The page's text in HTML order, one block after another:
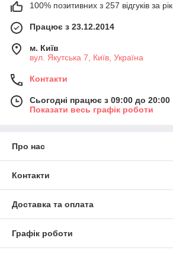
100% позитивних з 257 відгуків за рік
Працює з 23.12.2014
м. Київ
вул. Якутська 7, Київ, Україна
Контакти
Сьогодні працює з 09:00 до 20:00
Показати весь графік роботи
Про нас
Контакти
Доставка та оплата
Графік роботи